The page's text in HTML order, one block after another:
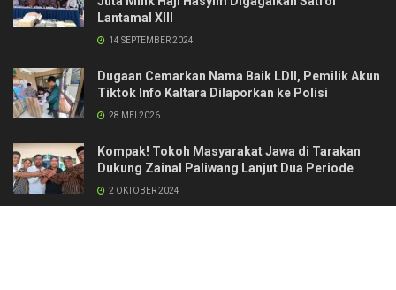
Lantamal XIII
14 SEPTEMBER 2024
Dugaan Cemarkan Nama Baik LDII, Pemilik Akun
Tiktok Info Kaltara Dilaporkan ke Polisi
28 MEI 2026
Kompak! Tokoh Masyarakat Jawa di Tarakan
Dukung Zainal Paliwang Lanjut Dua Periode
2 OKTOBER 2024